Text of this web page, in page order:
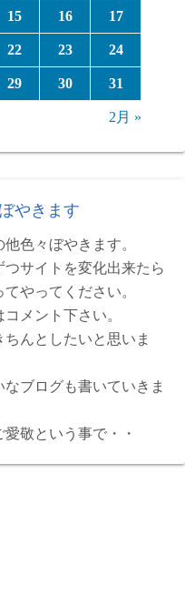
15 16 17
22 23 24
29 30 31
2月 »
やきます
色々ぼやきます。
サイトを変化出来たら
やってください。
メント下さい。
んとしたいと思いま
ブログも書いていきま
敬という事で・・